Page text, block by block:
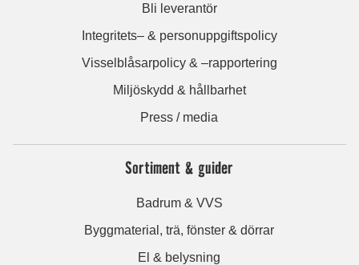
Bli leverantör
Integritets– & personuppgiftspolicy
Visselblåsarpolicy & –rapportering
Miljöskydd & hållbarhet
Press / media
Sortiment & guider
Badrum & VVS
Byggmaterial, trä, fönster & dörrar
El & belysning